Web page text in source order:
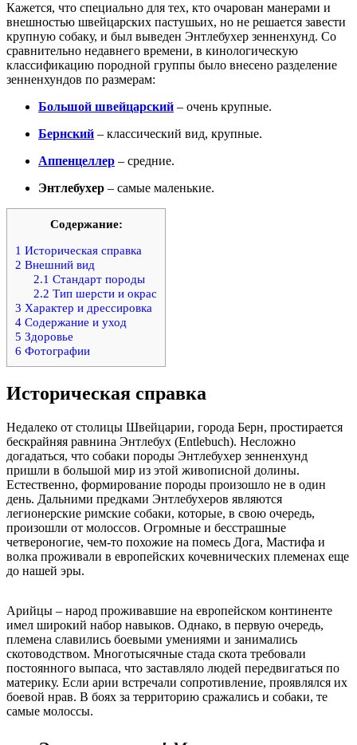
Кажется, что специально для тех, кто очарован манерами и
внешностью швейцарских пастушьих, но не решается завести
крупную собаку, и был выведен Энтлебухер зенненхунд. Со
сравнительно недавнего времени, в кинологическую
классификацию породной группы было внесено разделение
зенненхундов по размерам:
Большой швейцарский – очень крупные.
Бернский – классический вид, крупные.
Аппенцеллер – средние.
Энтлебухер – самые маленькие.
Содержание:
1 Историческая справка
2 Внешний вид
2.1 Стандарт породы
2.2 Тип шерсти и окрас
3 Характер и дрессировка
4 Содержание и уход
5 Здоровье
6 Фотографии
Историческая справка
Недалеко от столицы Швейцарии, города Берн, простирается
бескрайняя равнина Энтлебух (Entlebuch). Несложно
догадаться, что собаки породы Энтлебухер зенненхунд
пришли в большой мир из этой живописной долины.
Естественно, формирование породы произошло не в один
день. Дальними предками Энтлебухеров являются
легионерские римские собаки, которые, в свою очередь,
произошли от молоссов. Огромные и бесстрашные
четвероногие, чем-то похожие на помесь Дога, Мастифа и
волка проживали в европейских кочевнических племенах еще
до нашей эры.
Арийцы – народ проживавшие на европейском континенте
имел широкий набор навыков. Однако, в первую очередь,
племена славились боевыми умениями и занимались
скотоводством. Многотысячные стада скота требовали
постоянного выпаса, что заставляло людей передвигаться по
материку. Если арии встречали сопротивление, проявлялся их
боевой нрав. В боях за территорию сражались и собаки, те
самые молоссы.